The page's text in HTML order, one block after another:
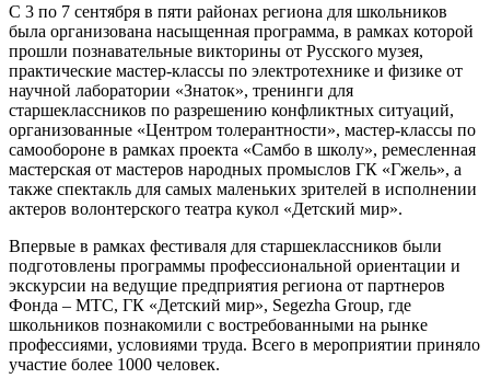
С 3 по 7 сентября в пяти районах региона для школьников
была организована насыщенная программа, в рамках которой
прошли познавательные викторины от Русского музея,
практические мастер-классы по электротехнике и физике от
научной лаборатории «Знаток», тренинги для
старшеклассников по разрешению конфликтных ситуаций,
организованные «Центром толерантности», мастер-классы по
самообороне в рамках проекта «Самбо в школу», ремесленная
мастерская от мастеров народных промыслов ГК «Гжель», а
также спектакль для самых маленьких зрителей в исполнении
актеров волонтерского театра кукол «Детский мир».
Впервые в рамках фестиваля для старшеклассников были
подготовлены программы профессиональной ориентации и
экскурсии на ведущие предприятия региона от партнеров
Фонда – МТС, ГК «Детский мир», Segezha Group, где
школьников познакомили с востребованными на рынке
профессиями, условиями труда. Всего в мероприятии приняло
участие более 1000 человек.